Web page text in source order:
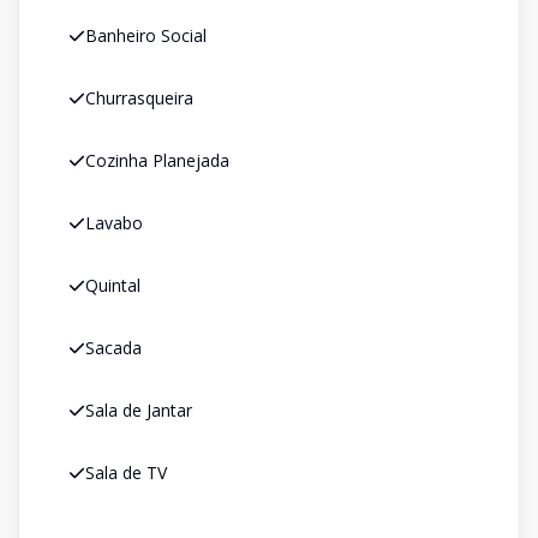
Banheiro Social
Churrasqueira
Cozinha Planejada
Lavabo
Quintal
Sacada
Sala de Jantar
Sala de TV